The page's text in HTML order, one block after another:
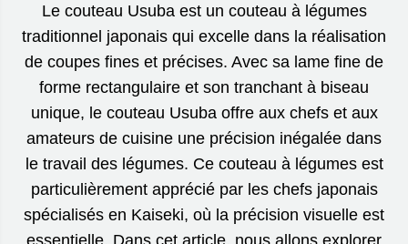
Le couteau Usuba est un couteau à légumes
traditionnel japonais qui excelle dans la réalisation
de coupes fines et précises. Avec sa lame fine de
forme rectangulaire et son tranchant à biseau
unique, le couteau Usuba offre aux chefs et aux
amateurs de cuisine une précision inégalée dans
le travail des légumes. Ce couteau à légumes est
particulièrement apprécié par les chefs japonais
spécialisés en Kaiseki, où la précision visuelle est
essentielle. Dans cet article, nous allons explorer